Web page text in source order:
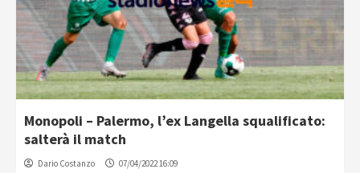
Monopoli – Palermo, l’ex Langella squalificato:
salterà il match
Dario Costanzo 07/04/2022 16:09